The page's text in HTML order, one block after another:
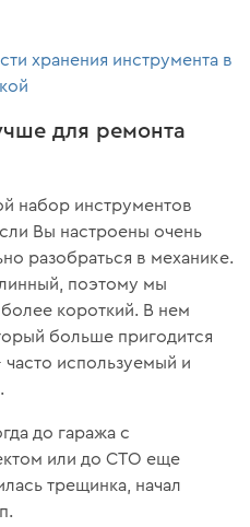
хранения инструмента в
для ремонта
набор инструментов
Вы настроены очень
разобраться в механике.
поэтому мы
короткий. В нем
больше пригодится
используемый и
до гаража с
или до СТО еще
трещинка, начал